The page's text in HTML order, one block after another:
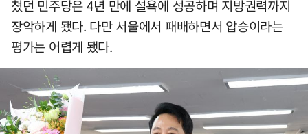
쳤던 민주당은 4년 만에 설욕에 성공하며 지방권력까지
장악하게 됐다. 다만 서울에서 패배하면서 압승이라는
평가는 어렵게 됐다.